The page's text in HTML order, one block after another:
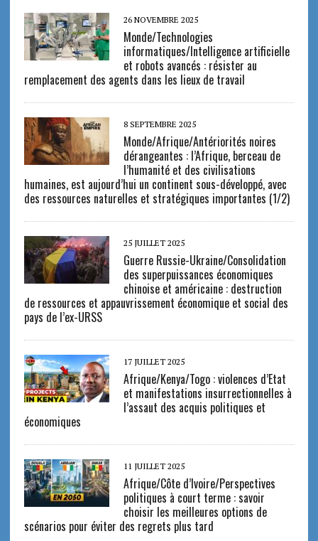
26 NOVEMBRE 2025
Monde/Technologies
informatiques/Intelligence artificielle
et robots avancés : résister au
remplacement des agents dans les lieux de travail
8 SEPTEMBRE 2025
Monde/Afrique/Antériorités noires
dérangeantes : l’Afrique, berceau de
l’humanité et des civilisations
humaines, est aujourd’hui un continent sous-développé, avec
des ressources naturelles et stratégiques importantes (1/2)
25 JUILLET 2025
Guerre Russie-Ukraine/Consolidation
des superpuissances économiques
chinoise et américaine : destruction
de ressources et appauvrissement économique et social des
pays de l’ex-URSS
17 JUILLET 2025
Afrique/Kenya/Togo : violences d’Etat
et manifestations insurrectionnelles à
l’assaut des acquis politiques et
économiques
11 JUILLET 2025
Afrique/Côte d’Ivoire/Perspectives
politiques à court terme : savoir
choisir les meilleures options de
scénarios pour éviter des regrets plus tard